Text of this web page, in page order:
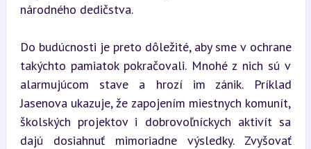
národného dedičstva.
Do budúcnosti je preto dôležité, aby sme v ochrane
takýchto pamiatok pokračovali. Mnohé z nich sú v
alarmujúcom stave a hrozí im zánik. Príklad
Jasenova ukazuje, že zapojením miestnych komunít,
školských projektov i dobrovoľníckych aktivít sa
dajú dosiahnuť mimoriadne výsledky. Zvyšovať